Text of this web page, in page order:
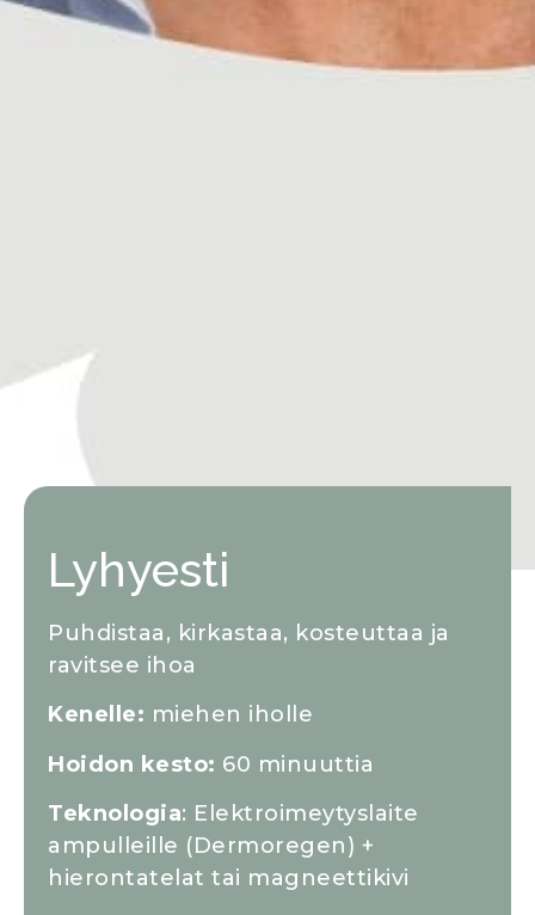
Lyhyesti
Puhdistaa, kirkastaa, kosteuttaa ja
ravitsee ihoa
Kenelle: miehen iholle
Hoidon kesto: 60 minuuttia
Teknologia: Elektroimeytyslaite
ampulleille (Dermoregen) +
hierontatelat tai magneettikivi